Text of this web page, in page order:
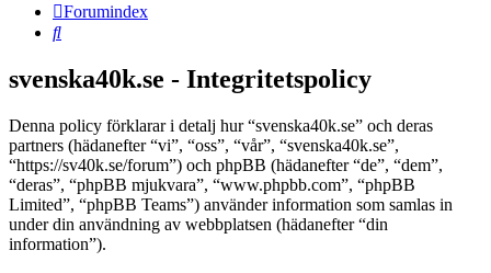
Forumindex
Sök
svenska40k.se - Integritetspolicy
Denna policy förklarar i detalj hur “svenska40k.se” och deras
partners (hädanefter “vi”, “oss”, “vår”, “svenska40k.se”,
“https://sv40k.se/forum”) och phpBB (hädanefter “de”, “dem”,
“deras”, “phpBB mjukvara”, “www.phpbb.com”, “phpBB
Limited”, “phpBB Teams”) använder information som samlas in
under din användning av webbplatsen (hädanefter “din
information”).